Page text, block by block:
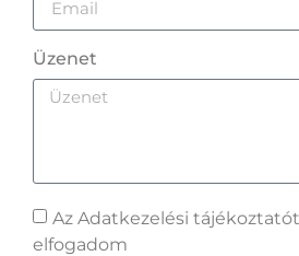
Üzenet
Az Adatkezelési
elfogadom